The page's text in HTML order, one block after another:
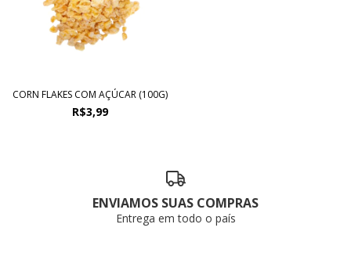
CORN FLAKES COM AÇÚCAR (100G)
R$3,99
ENVIAMOS SUAS COMPRAS
Entrega em todo o país